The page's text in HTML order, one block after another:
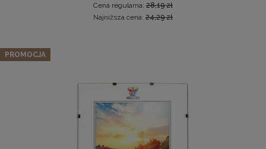
DO KOSZYKA
Cena regularna: 28,19 zł
Najniższa cena: 24,29 zł
PROMOCJA